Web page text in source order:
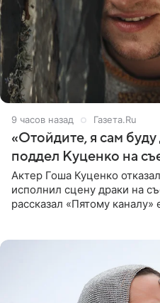
9 часов назад Газета.Ru
«Отойдите, я сам
поддел Куценко на
Актер Гоша Куценко
исполнил сцену драки на
рассказал «Пятому каналу»